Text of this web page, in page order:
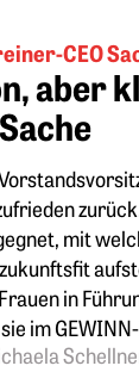
CEO
aber
Sache
mit
in
im